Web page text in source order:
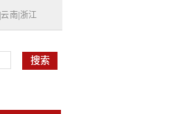
|云南 浙江